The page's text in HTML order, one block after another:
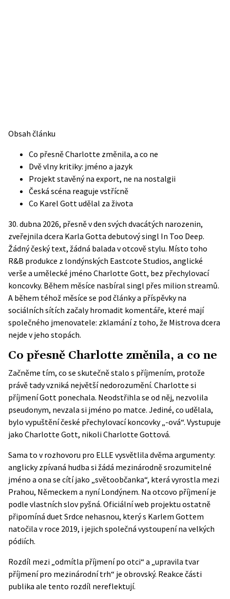
Obsah článku
Co přesně Charlotte změnila, a co ne
Dvě vlny kritiky: jméno a jazyk
Projekt stavěný na export, ne na nostalgii
Česká scéna reaguje vstřícně
Co Karel Gott udělal za života
30. dubna 2026, přesně v den svých dvacátých narozenin,
zveřejnila dcera Karla Gotta debutový singl In Too Deep.
Žádný český text, žádná balada v otcově stylu. Místo toho
R&B produkce z londýnských Eastcote Studios, anglické
verše a umělecké jméno Charlotte Gott, bez přechylovací
koncovky. Během měsíce nasbíral singl přes milion streamů.
A během téhož měsíce se pod články a příspěvky na
sociálních sítích začaly hromadit komentáře, které mají
společného jmenovatele: zklamání z toho, že Mistrova dcera
nejde v jeho stopách.
Co přesně Charlotte změnila, a co ne
Začněme tím, co se skutečně stalo s příjmením, protože
právě tady vzniká největší nedorozumění. Charlotte si
příjmení Gott ponechala. Neodstřihla se od něj, nezvolila
pseudonym, nevzala si jméno po matce. Jediné, co udělala,
bylo vypuštění české přechylovací koncovky „-ová“. Vystupuje
jako Charlotte Gott, nikoli Charlotte Gottová.
Sama to v rozhovoru pro ELLE vysvětlila dvěma argumenty:
anglicky zpívaná hudba si žádá mezinárodně srozumitelné
jméno a ona se cítí jako „světoobčanka“, která vyrostla mezi
Prahou, Německem a nyní Londýnem. Na otcovo příjmení je
podle vlastních slov pyšná. Oficiální web projektu ostatně
připomíná duet Srdce nehasnou, který s Karlem Gottem
natočila v roce 2019, i jejich společná vystoupení na velkých
pódiích.
Rozdíl mezi „odmítla příjmení po otci“ a „upravila tvar
příjmení pro mezinárodní trh“ je obrovský. Reakce části
publika ale tento rozdíl nereflektují.